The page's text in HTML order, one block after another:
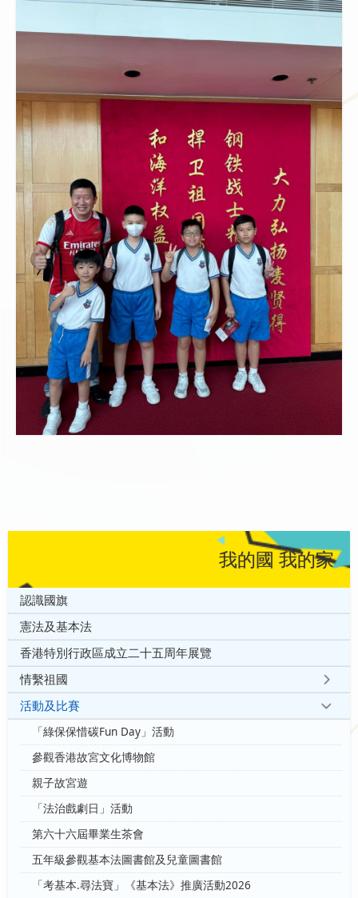
我的國 我的家
認識國旗
憲法及基本法
香港特別行政區成立二十五周年展覽
情繫祖國
活動及比賽
「綠保保惜碳Fun Day」活動
參觀香港故宮文化博物館
親子故宮遊
「法治戲劇日」活動
第六十六屆畢業生茶會
五年級參觀基本法圖書館及兒童圖書館
「考基本.尋法寶」《基本法》推廣活動2026